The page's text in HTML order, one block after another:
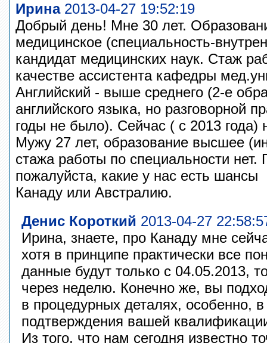
Ирина2013-04-27 19:52:19
Добрый день! Мне 30 лет.
медицинское (специальность-
кандидат медицинских наук. Стаж
качестве ассистента кафедры
Английский - выше среднего (2-е
английского языка, но разговорной
годы не было). Сейчас ( с 2013 года)
Мужу 27 лет, образование высшее
стажа работы по специальности нет.
пожалуйста, какие у нас есть
Канаду или Австралию.
Денис Короткий 2013-04-27
Ирина, знаете, про Канаду мне
хотя в принципе практически все
данные будут только с 04.05.2013,
через неделю. Конечно же, вы
в процедурных деталях, особенно,
подтверждения вашей
Из того, что нам сегодня известно